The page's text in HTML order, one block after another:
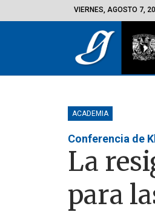
VIERNES, AGOSTO 7,
ACADEMIA
Conferencia de
La
para